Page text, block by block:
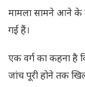
मामला सामने आने के
गई हैं।
एक वर्ग का कहना है
जांच पूरी होने तक